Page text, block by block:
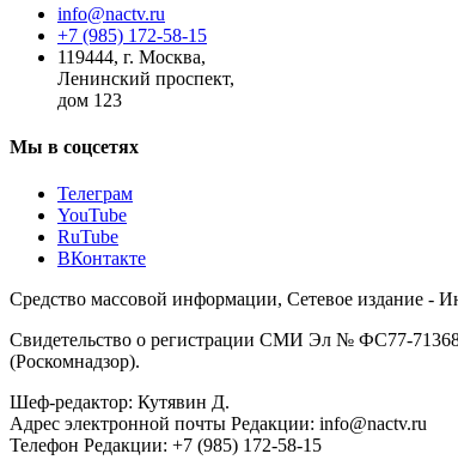
info@nactv.ru
+7 (985) 172-58-15
119444, г. Москва,
Ленинский проспект,
дом 123
Мы в соцсетях
Телеграм
YouTube
RuTube
ВКонтакте
Средство массовой информации, Сетевое издание -
Свидетельство о регистрации СМИ Эл № ФС77-71368
(Роскомнадзор).
Шеф-редактор: Кутявин Д.
Адрес электронной почты Редакции: info@nactv.ru
Телефон Редакции: +7 (985) 172-58-15